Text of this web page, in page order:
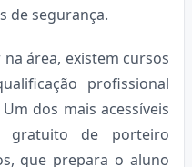
de segurança.
área, existem cursos
profissional
dos mais acessíveis
de porteiro
que prepara o aluno